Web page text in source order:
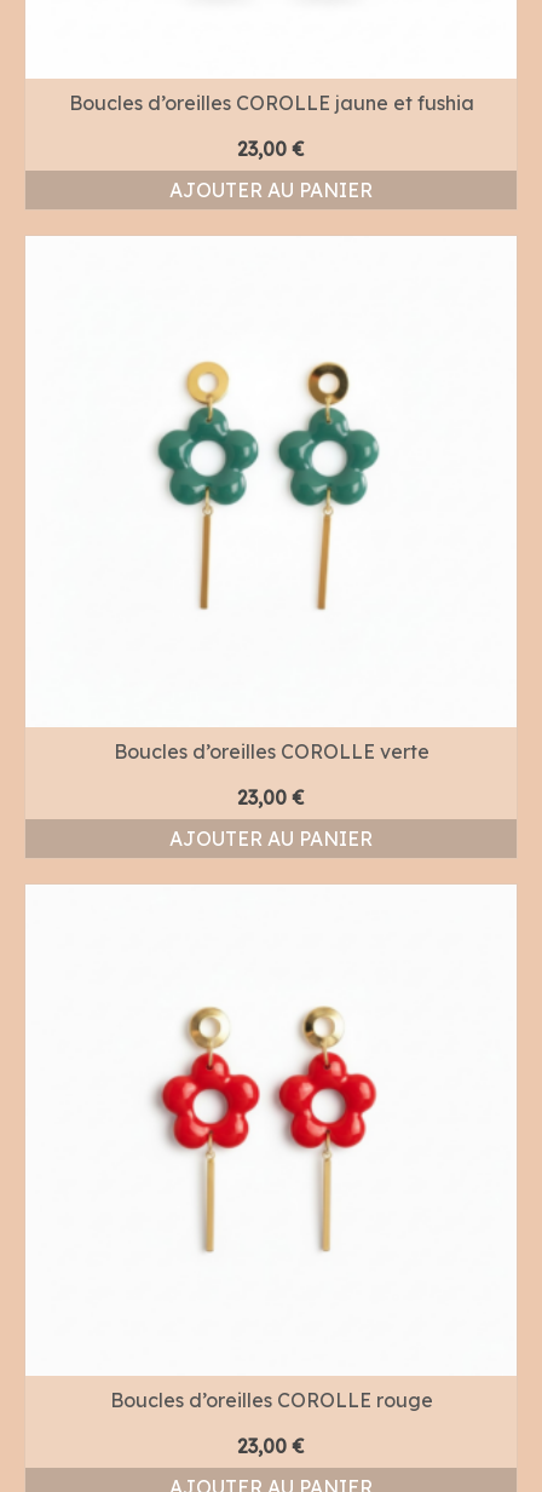
Boucles d’oreilles COROLLE jaune et fushia
23,00 €
AJOUTER AU PANIER
Boucles d’oreilles COROLLE verte
23,00 €
AJOUTER AU PANIER
Boucles d’oreilles COROLLE rouge
23,00 €
AJOUTER AU PANIER